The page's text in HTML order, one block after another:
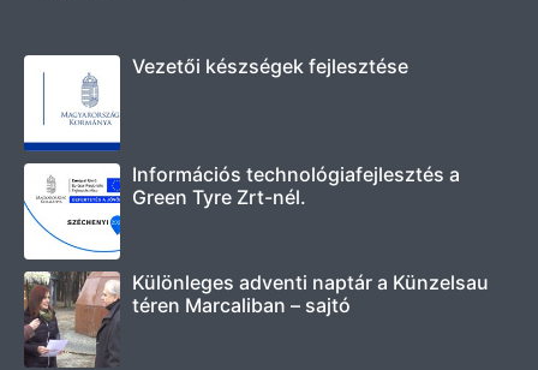
Vezetői készségek fejlesztése
Információs technológiafejlesztés a
Green Tyre Zrt-nél.
Különleges adventi naptár a Künzelsau
téren Marcaliban – sajtó